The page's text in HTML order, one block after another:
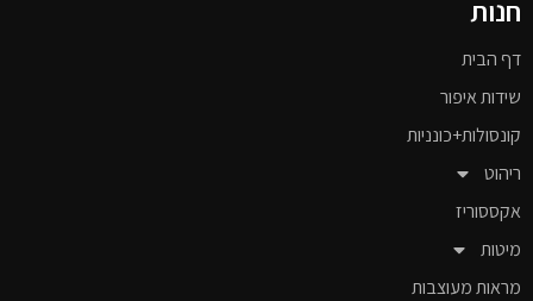
חנות
דף הבית
שידות איפור
קונסולות+כונניות
ריהוט
אקססוריז
מיטות
מראות מעוצבות